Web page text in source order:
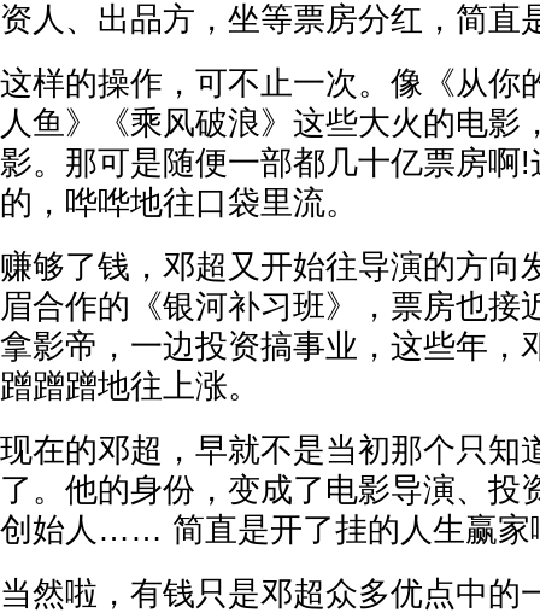
资人、出品方，坐等票房分红，简直
这样的操作，可不止一次。像《从你
人鱼》《乘风破浪》这些大火的电影
影。那可是随便一部都几十亿票房啊
的，哗哗地往口袋里流。
赚够了钱，邓超又开始往导演的方向
眉合作的《银河补习班》，票房也接
拿影帝，一边投资搞事业，这些年，
蹭蹭蹭地往上涨。
现在的邓超，早就不是当初那个只知
了。他的身份，变成了电影导演、投
创始人…… 简直是开了挂的人生赢家
当然啦，有钱只是邓超众多优点中的